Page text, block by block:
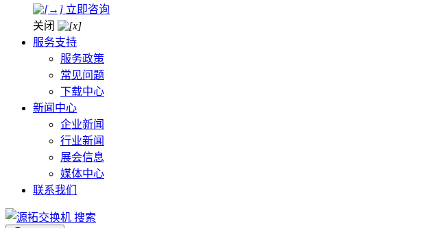
立即咨询
关闭
服务支持
服务政策
常见问题
下载中心
新闻中心
企业新闻
行业新闻
展会信息
媒体中心
联系我们
搜索